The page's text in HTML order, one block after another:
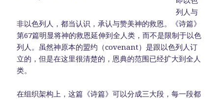
列人与
非以色列人，都当认识，承认与赞美神的救恩。《诗篇》
第67篇明显将神的救恩延伸到全人类，而不是限制于以色
列人。虽然神原本的盟约（covenant）是跟以色列人订
立的，但是在这里很清楚的，恩典的范围已经扩大到全人
类。
在组织架构上，这篇《诗篇》可以分成三大段，每一段都